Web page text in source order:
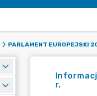
PARLAMENT EUROPEJSKI
r.